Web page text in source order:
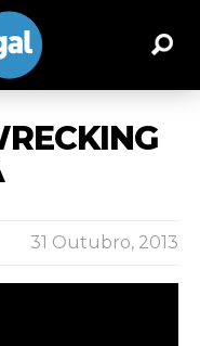
31 Outubro, 2013